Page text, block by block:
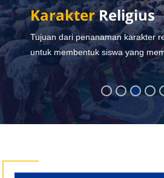
KarakterReligius
Tujuan dari penanaman karakter
untuk membentuk siswa yang
ketaqwaan, dan akhlak mulia,
nilai-nilai agama dalam kehidupan